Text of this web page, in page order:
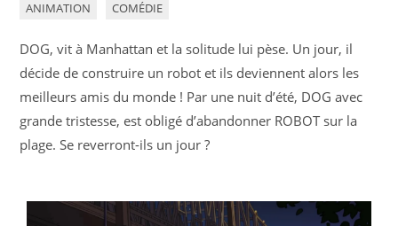
ANIMATION COMÉDIE
DOG, vit à Manhattan et la solitude lui pèse. Un jour, il
décide de construire un robot et ils deviennent alors les
meilleurs amis du monde ! Par une nuit d’été, DOG avec
grande tristesse, est obligé d’abandonner ROBOT sur la
plage. Se reverront-ils un jour ?